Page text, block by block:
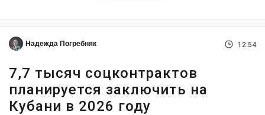
Надежда Погребняк 12:54
7,7 тысяч соцконтрактов
планируется заключить на
Кубани в 2026 году